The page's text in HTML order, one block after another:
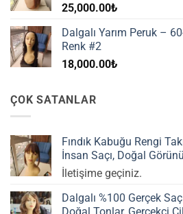
25,000.00₺
Dalgalı Yarım Peruk –
Renk #2
18,000.00₺
ÇOK SATANLAR
Fındık Kabuğu Rengi
İnsan Saçı, Doğal
İletişime geçiniz.
Dalgalı %100 Gerçek